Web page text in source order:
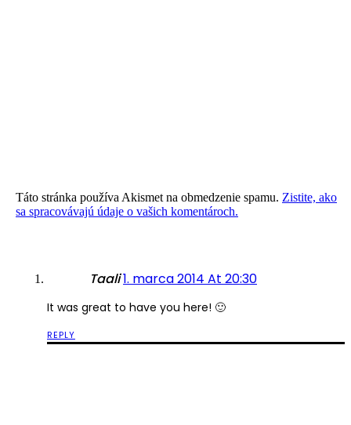
Taali1. marca 2014 At 20:30
It was great to have you here! 🙂
REPLY
Táto stránka používa Akismet na obmedzenie spamu. Zistite, ako
sa spracovávajú údaje o vašich komentároch.